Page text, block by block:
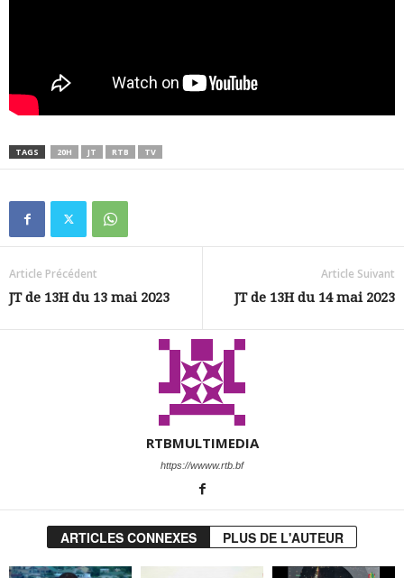
TAGS 20H JT RTB TV
Article Précédent
JT de 13H du 13 mai 2023
Article Suivant
JT de 13H du 14 mai 2023
RTBMULTIMEDIA
https://wwww.rtb.bf
ARTICLES CONNEXES PLUS DE L'AUTEUR